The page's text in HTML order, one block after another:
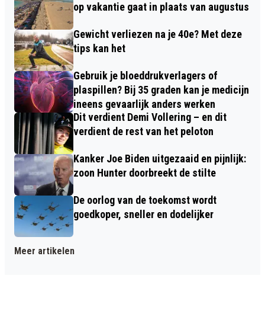
op vakantie gaat in plaats van augustus
Gewicht verliezen na je 40e? Met deze
tips kan het
Gebruik je bloeddrukverlagers of
plaspillen? Bij 35 graden kan je medicijn
ineens gevaarlijk anders werken
Dit verdient Demi Vollering – en dit
verdient de rest van het peloton
Kanker Joe Biden uitgezaaid en pijnlijk:
zoon Hunter doorbreekt de stilte
De oorlog van de toekomst wordt
goedkoper, sneller en dodelijker
Meer artikelen